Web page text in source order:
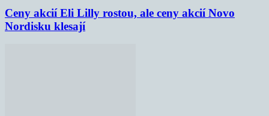
Ceny akcií Eli Lilly rostou, ale ceny akcií Novo
Nordisku klesají